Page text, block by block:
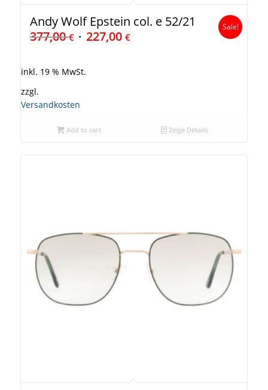
Andy Wolf Epstein col. e 52/21
377,00€ 227,00 €
Sale!
inkl. 19 % MwSt.
zzgl.
Versandkosten
Add to cart Zeige Details